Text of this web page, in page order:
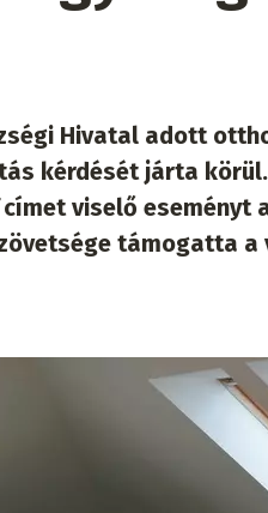
Hivatal adott
kérdését járta
viselő eseményt
támogatta a